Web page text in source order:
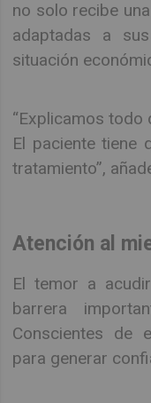
no solo recibe
adaptadas a
situación
“Explicamos
El paciente tiene
tratamiento”,
Atención al
El temor a
barrera
Conscientes de
para generar